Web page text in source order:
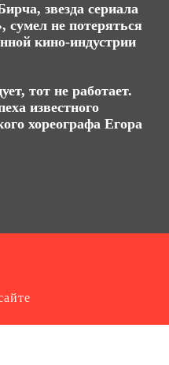
звезда сериала
сумел не потеряться
кино-индустрии
тот не работает.
известного
хореографа Егора